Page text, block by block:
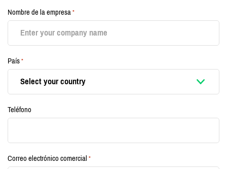
Nombre de la empresa*
País*
Teléfono
Correo electrónico comercial*